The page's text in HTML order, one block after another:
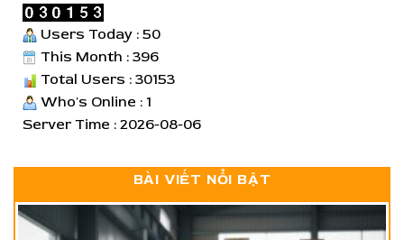
Users Today : 50
This Month : 396
Total Users : 30153
Who's Online : 1
Server Time : 2026-08-06
BÀI VIẾT NỔI BẬT